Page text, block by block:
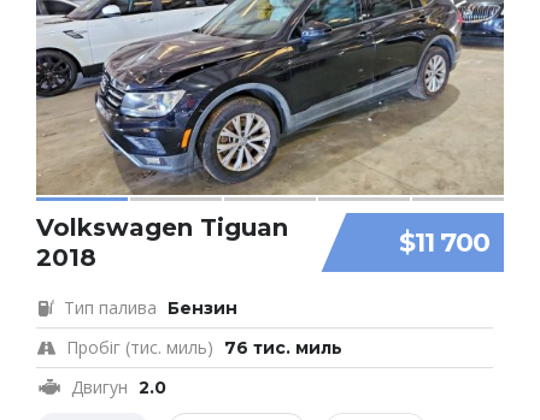
$11 700
Volkswagen Tiguan
2018
Тип палива Бензин
Пробіг (тис. миль) 76 тис. миль
Двигун 2.0